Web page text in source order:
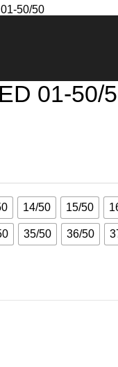
01-50/
14/50 15/50
35/50 36/50